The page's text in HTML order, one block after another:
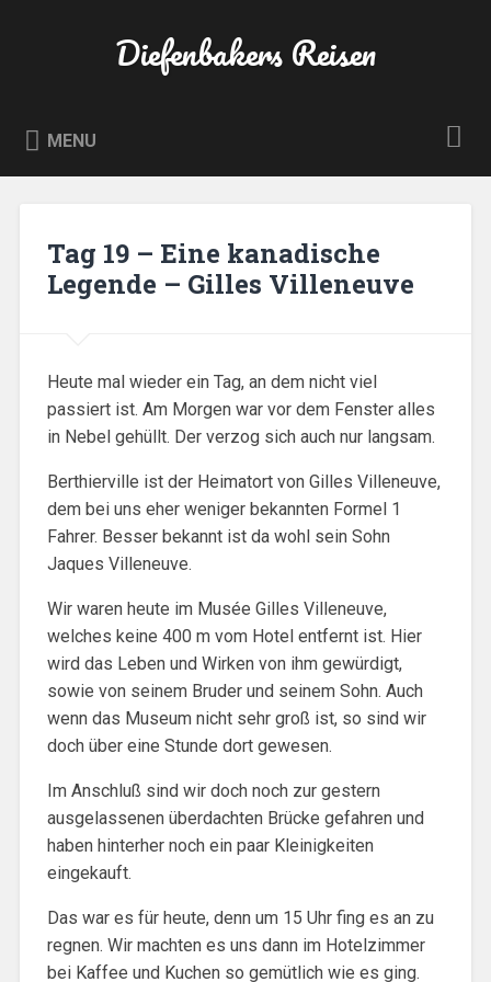
Diefenbakers Reisen
MENU
Tag 19 – Eine kanadische
Legende – Gilles Villeneuve
Heute mal wieder ein Tag, an dem nicht viel
passiert ist. Am Morgen war vor dem Fenster alles
in Nebel gehüllt. Der verzog sich auch nur langsam.
Berthierville ist der Heimatort von Gilles Villeneuve,
dem bei uns eher weniger bekannten Formel 1
Fahrer. Besser bekannt ist da wohl sein Sohn
Jaques Villeneuve.
Wir waren heute im Musée Gilles Villeneuve,
welches keine 400 m vom Hotel entfernt ist. Hier
wird das Leben und Wirken von ihm gewürdigt,
sowie von seinem Bruder und seinem Sohn. Auch
wenn das Museum nicht sehr groß ist, so sind wir
doch über eine Stunde dort gewesen.
Im Anschluß sind wir doch noch zur gestern
ausgelassenen überdachten Brücke gefahren und
haben hinterher noch ein paar Kleinigkeiten
eingekauft.
Das war es für heute, denn um 15 Uhr fing es an zu
regnen. Wir machten es uns dann im Hotelzimmer
bei Kaffee und Kuchen so gemütlich wie es ging.